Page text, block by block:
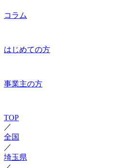
コラム
はじめての方
事業主の方
TOP
／
全国
／
埼玉県